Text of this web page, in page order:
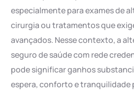
especialmente para exames de
cirurgia ou tratamentos que
avançados. Nesse contexto, a
seguro de saúde com rede
pode significar ganhos
espera, conforto e tranquilidade